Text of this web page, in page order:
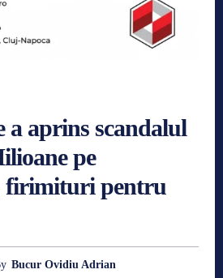
a aprins scandalul
pe
firimituri pentru
Bucur Ovidiu Adrian